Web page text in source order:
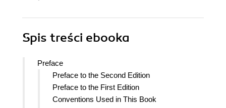
Spis treści ebooka
Preface
Preface to the Second Edition
Preface to the First Edition
Conventions Used in This Book